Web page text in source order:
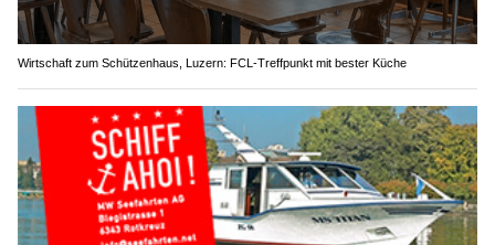
Wirtschaft zum Schützenhaus, Luzern: FCL-Treffpunkt mit bester Küche